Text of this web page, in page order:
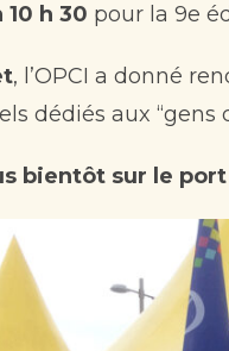
h 30 pour la 9e
, l’OPCI a donné
dédiés aux “gens
bientôt sur le